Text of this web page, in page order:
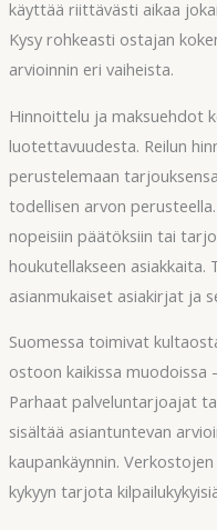
käyttää riittävästi aikaa
Kysy rohkeasti ostajan
arvioinnin eri vaiheista.
Hinnoittelu ja maksuehdot
luotettavuudesta. Reilun
perustelemaan
todellisen arvon
nopeisiin päätöksiin tai
houkutellakseen asiakkaita.
asianmukaiset asiakirjat ja
Suomessa toimivat
ostoon kaikissa muodoissa
Parhaat palveluntarjoajat
sisältää asiantuntevan
kaupankäynnin.
kykyyn tarjota